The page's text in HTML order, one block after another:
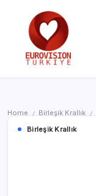
Home / Birleşik Krallık /
Birleşik Krallık